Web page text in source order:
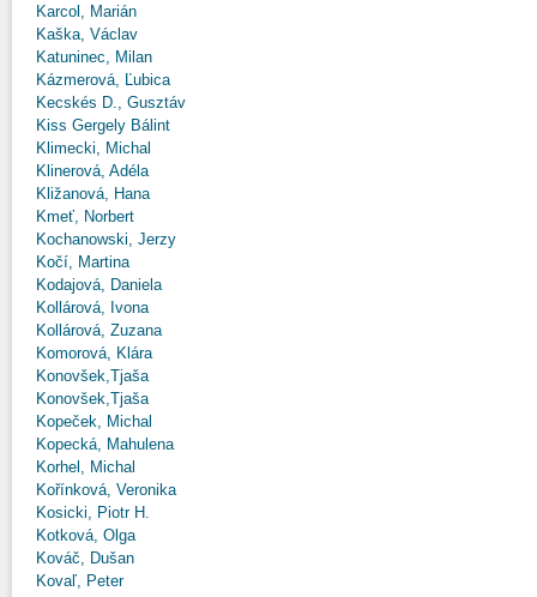
Karcol, Marián
Kaška, Václav
Katuninec, Milan
Kázmerová, Ľubica
Kecskés D., Gusztáv
Kiss Gergely Bálint
Klimecki, Michal
Klinerová, Adéla
Kližanová, Hana
Kmeť, Norbert
Kochanowski, Jerzy
Kočí, Martina
Kodajová, Daniela
Kollárová, Ivona
Kollárová, Zuzana
Komorová, Klára
Konovšek,Tjaša
Konovšek,Tjaša
Kopeček, Michal
Kopecká, Mahulena
Korhel, Michal
Kořínková, Veronika
Kosicki, Piotr H.
Kotková, Olga
Kováč, Dušan
Kovaľ, Peter